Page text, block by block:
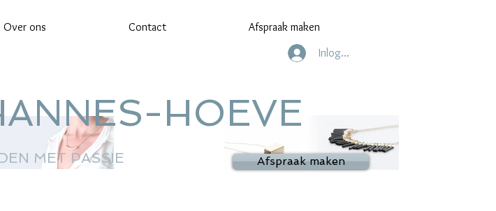
Over ons Contact
Afspraak maken
Inloggen
HOEVE
MET PASSIE Afspraak maken